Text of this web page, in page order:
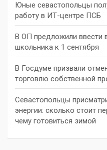
Юные севастопольцы
работу в ИТ-центре ПСБ
В ОП предложили ввести
школьника к 1 сентября
В Госдуме призвали
торговлю собственной
Севастопольцы
энергии: сколько стоит
чему готовиться зимой